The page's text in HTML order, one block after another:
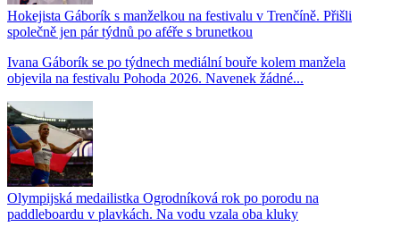
Hokejista Gáborík s manželkou na festivalu v Trenčíně. Přišli
společně jen pár týdnů po aféře s brunetkou
Ivana Gáborík se po týdnech mediální bouře kolem manžela
objevila na festivalu Pohoda 2026. Navenek žádné...
Olympijská medailistka Ogrodníková rok po porodu na
paddleboardu v plavkách. Na vodu vzala oba kluky